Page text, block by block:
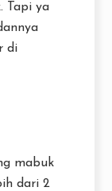
Tapi ya
di
mabuk
dari 2